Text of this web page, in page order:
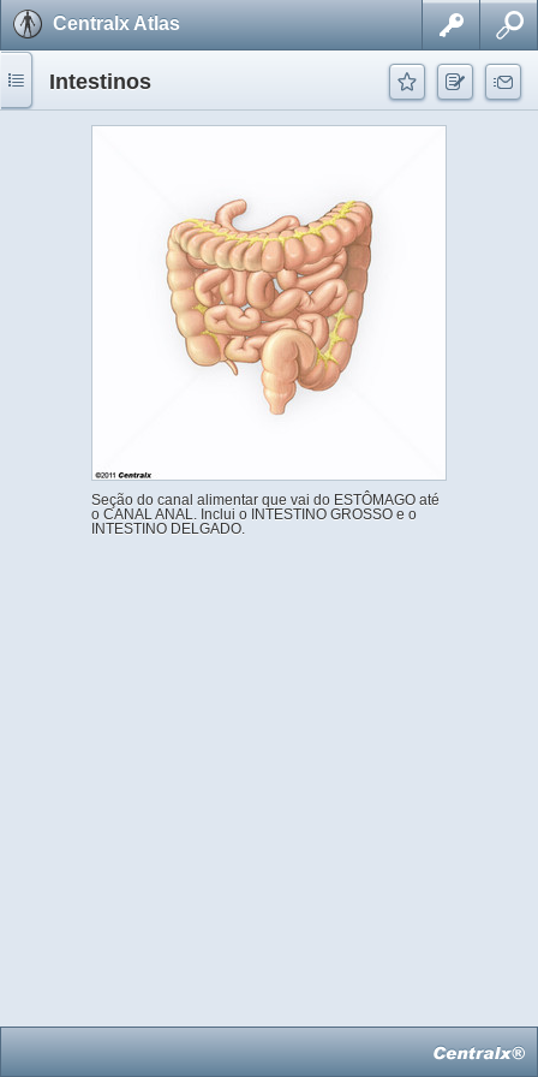
Centralx Atlas
Intestinos
Seção do canal alimentar que vai do ESTÔMAGO até
o CANAL ANAL. Inclui o INTESTINO GROSSO e o
INTESTINO DELGADO.